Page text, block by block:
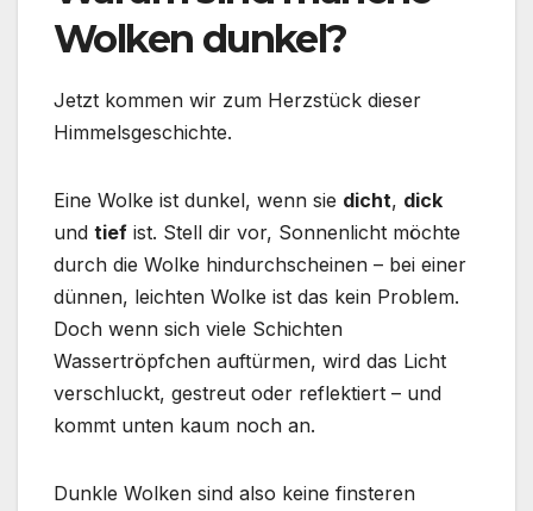
Wolken dunkel?
Jetzt kommen wir zum Herzstück dieser
Himmelsgeschichte.
Eine Wolke ist dunkel, wenn sie dicht, dick
und tief ist. Stell dir vor, Sonnenlicht möchte
durch die Wolke hindurchscheinen – bei einer
dünnen, leichten Wolke ist das kein Problem.
Doch wenn sich viele Schichten
Wassertröpfchen auftürmen, wird das Licht
verschluckt, gestreut oder reflektiert – und
kommt unten kaum noch an.
Dunkle Wolken sind also keine finsteren